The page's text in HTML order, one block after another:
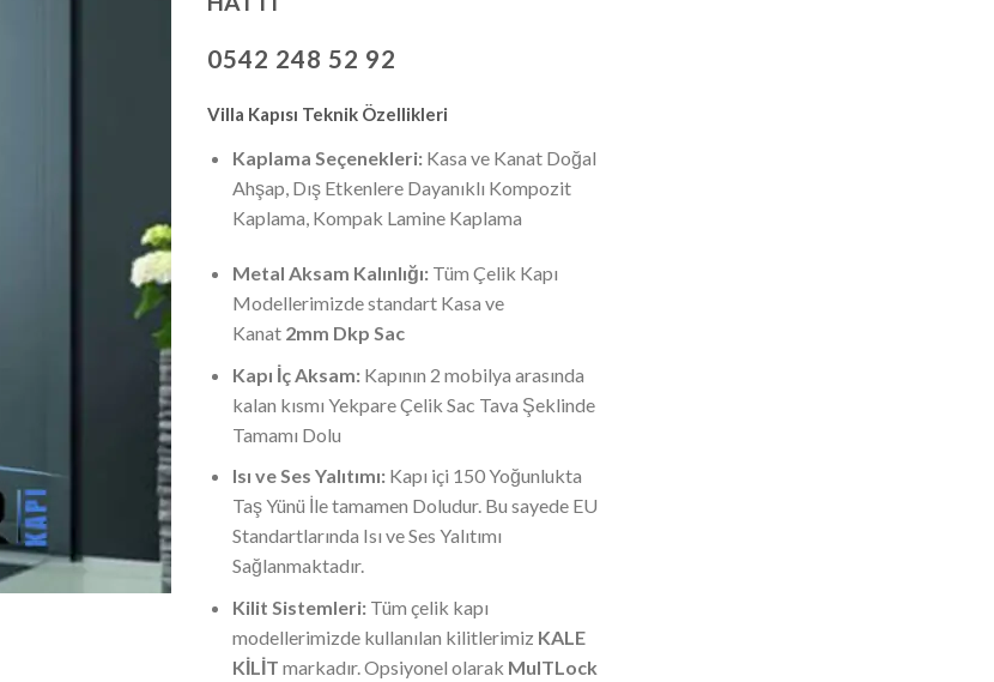
0542 248 52 92
Villa Kapısı Teknik Özellikleri
Kaplama Seçenekleri: Kasa ve Kanat Doğal
Ahşap, Dış Etkenlere Dayanıklı Kompozit
Kaplama, Kompak Lamine Kaplama
Metal Aksam Kalınlığı: Tüm Çelik Kapı
Modellerimizde standart Kasa ve
Kanat 2mm Dkp Sac
Kapı İç Aksam:Kapının 2 mobilya arasında
kalan kısmı Yekpare Çelik Sac Tava Şeklinde
Tamamı Dolu
Isı ve Ses Yalıtımı:Kapı içi 150 Yoğunlukta
Taş Yünü İle tamamen Doludur. Bu sayede EU
Standartlarında Isı ve Ses Yalıtımı
Sağlanmaktadır.
Kilit Sistemleri: Tüm çelik kapı
modellerimizde kullanılan kilitlerimiz KALE
KİLİT markadır. Opsiyonel olarak MulTLock